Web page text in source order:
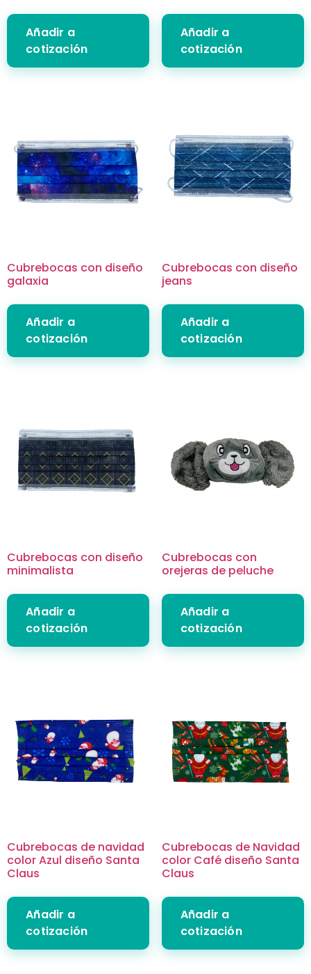
Añadir a
cotización
Añadir a
cotización
Cubrebocas con diseño
galaxia
Añadir a
cotización
Cubrebocas con diseño
jeans
Añadir a
cotización
Cubrebocas con diseño
minimalista
Añadir a
cotización
Cubrebocas con
orejeras de peluche
Añadir a
cotización
Cubrebocas de navidad
color Azul diseño Santa
Claus
Añadir a
cotización
Cubrebocas de Navidad
color Café diseño Santa
Claus
Añadir a
cotización